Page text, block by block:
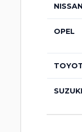
NISSAN
OPEL
SUZUKI